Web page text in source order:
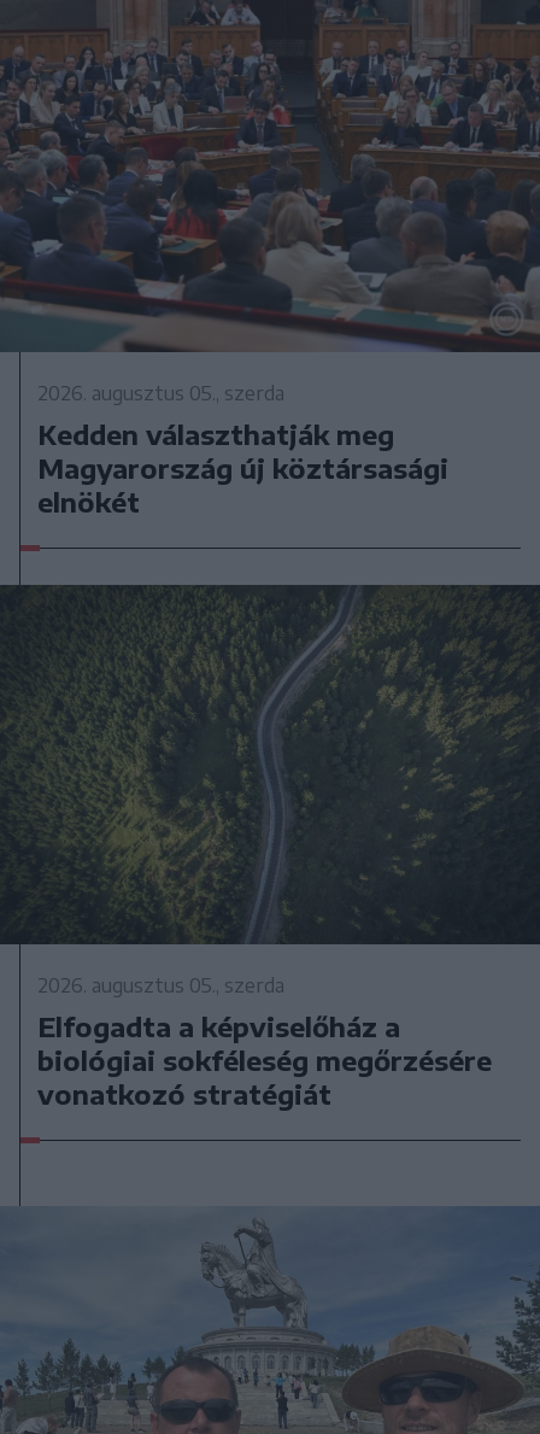
2026. augusztus 05., szerda
Kedden választhatják meg
Magyarország új köztársasági
elnökét
2026. augusztus 05., szerda
Elfogadta a képviselőház a
biológiai sokféleség megőrzésére
vonatkozó stratégiát